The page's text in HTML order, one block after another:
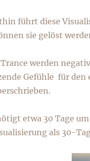
führt diese
sie gelöst
werden
Gefühle für den
etwa 30 Tage
als 30-